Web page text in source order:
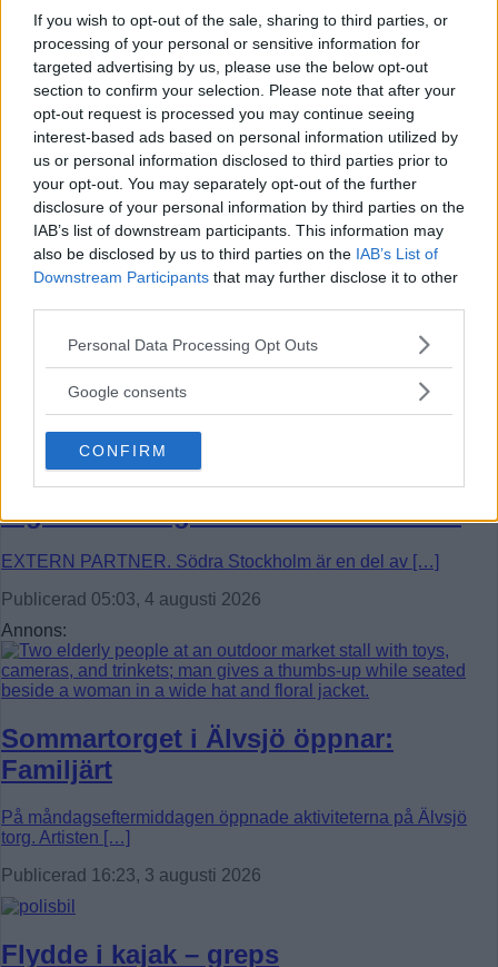
If you wish to opt-out of the sale, sharing to third parties, or
processing of your personal or sensitive information for
targeted advertising by us, please use the below opt-out
section to confirm your selection. Please note that after your
opt-out request is processed you may continue seeing
interest-based ads based on personal information utilized by
us or personal information disclosed to third parties prior to
your opt-out. You may separately opt-out of the further
disclosure of your personal information by third parties on the
IAB’s list of downstream participants. This information may
also be disclosed by us to third parties on the IAB’s List of
Downstream Participants that may further disclose it to other
Please note that this website/app uses one or more Google
not limited to your visit or usage behaviour. You may click to
use your data for below specified purposes in below Google
consent section.
Personal Data Processing Opt Outs
Google consents
CONFIRM
Alice, 17, sätter upp egen musikal –
här är de största utmaningarna
Alice Stenberg är 17 år och har skrivit, […]
Publicerad 16:16, 5 augusti 2026
Bilist körde på vuxen och barn på
På måndagskvällen blev två personer som färdades på […]
Publicerad 08:58, 4 augusti 2026
När onlinecasino blir en del av den
digitala vardagen i södra Stockholm
EXTERN PARTNER. Södra Stockholm är en del av […]
Publicerad 05:03, 4 augusti 2026
Annons:
Sommartorget i Älvsjö öppnar:
Familjärt
På måndagseftermiddagen öppnade aktiviteterna på Älvsjö
torg. Artisten […]
Publicerad 16:23, 3 augusti 2026
Flydde i kajak – greps